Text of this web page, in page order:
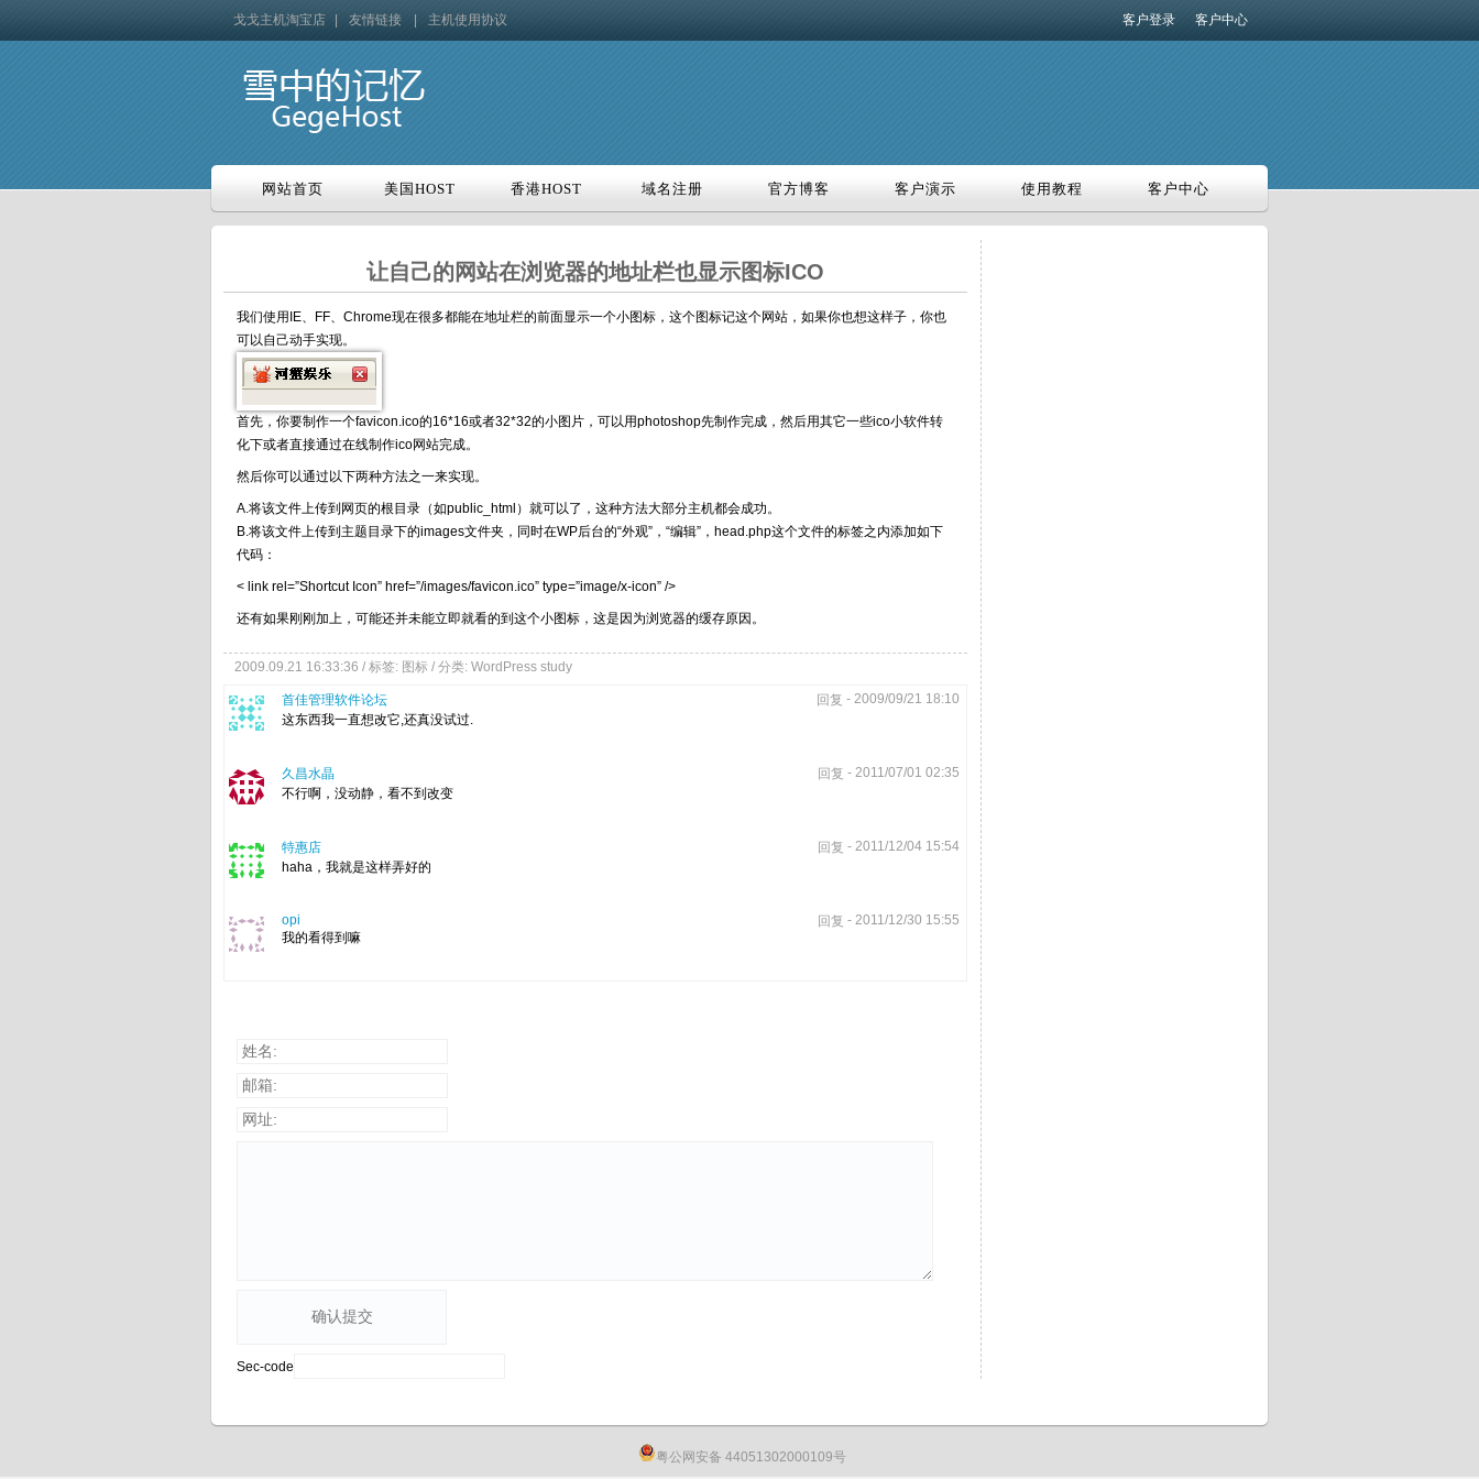
戈戈主机淘宝店 友情链接 主机使用协议 客户中心
客户登录
网站首页 美国HOST 香港HOST 域名注册 官方博客 客户演示 使用教程 客户中心
让自己的网站在浏览器的地址栏也显示图标ICO
我们使用IE、FF、Chrome现在很多都能在地址栏的前面显示一个小图标，这个图标记这个网站，如果你也想这样子，你也
可以自己动手实现。
首先，你要制作一个favicon.ico的16*16或者32*32的小图片，可以用photoshop先制作完成，然后用其它一些ico小软件转
化下或者直接通过在线制作ico网站完成。
然后你可以通过以下两种方法之一来实现。
A.将该文件上传到网页的根目录（如public_html）就可以了，这种方法大部分主机都会成功。
B.将该文件上传到主题目录下的images文件夹，同时在WP后台的“外观”，“编辑”，head.php这个文件的标签之内添加如下
代码：
< link rel=”Shortcut Icon” href=”/images/favicon.ico” type=”image/x-icon” />
还有如果刚刚加上，可能还并未能立即就看的到这个小图标，这是因为浏览器的缓存原因。
2009.09.21 16:33:36 / 标签: 图标 / 分类: WordPress study
- 2009/09/21 18:10
回复
首佳管理软件论坛
这东西我一直想改它,还真没试过.
- 2011/07/01 02:35
回复
久昌水晶
不行啊，没动静，看不到改变
- 2011/12/04 15:54
回复
特惠店
haha，我就是这样弄好的
- 2011/12/30 15:55
回复
opi
我的看得到嘛
姓名:
邮箱:
网址:
Sec-code
粤公网安备 44051302000109号